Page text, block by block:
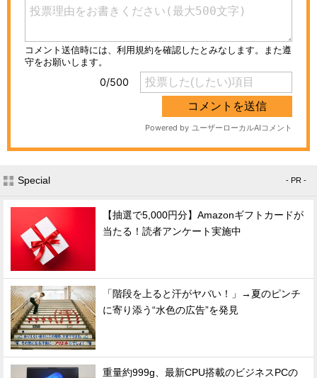
Special - PR -
【抽選で5,000円分】Amazonギフトカードが
当たる！読者アンケート実施中
「階段を上ると汗がヤバい！」→夏のピンチ
に寄り添う“水色の広告”を発見
重量約999g、最新CPU搭載のビジネスPCの